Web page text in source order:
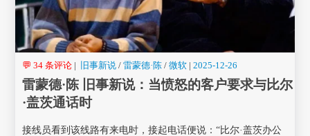
💬 34 条评论 | 旧事新说 / 雷蒙德·陈 / 微软 |2025-12-26
雷蒙德·陈 旧事新说：当愤怒的客户要求与比尔
·盖茨通话时
接线员看到该线路有来电时，接起电话便说：“比尔·盖茨办公